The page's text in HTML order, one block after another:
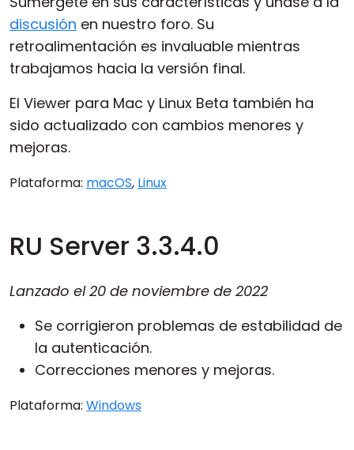
discusión en nuestro foro. Su
retroalimentación es invaluable mientras
trabajamos hacia la versión final.
El Viewer para Mac y Linux Beta también ha
sido actualizado con cambios menores y
mejoras.
Plataforma: macOS, Linux
RU Server 3.3.4.0
Lanzado el20 de noviembre de 2022
Se corrigieron problemas de estabilidad de
la autenticación.
Correcciones menores y mejoras.
Plataforma: Windows